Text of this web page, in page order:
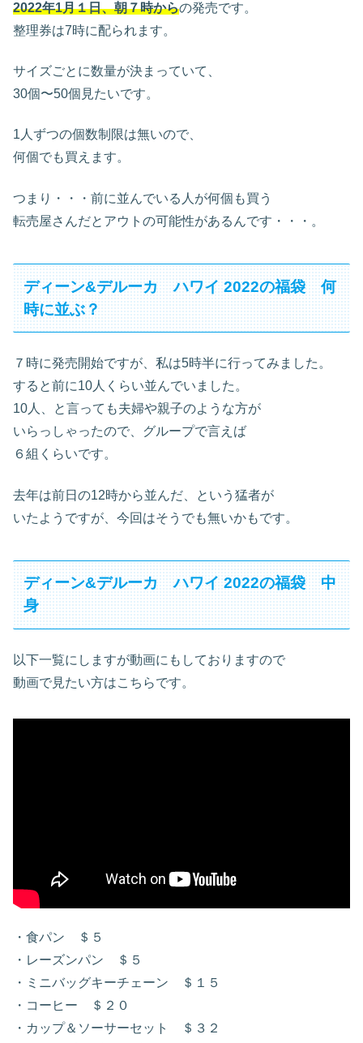
2022年1月１日、朝７時からの発売です。
整理券は7時に配られます。
サイズごとに数量が決まっていて、
30個〜50個見たいです。
1人ずつの個数制限は無いので、
何個でも買えます。
つまり・・・前に並んでいる人が何個も買う
転売屋さんだとアウトの可能性があるんです・・・。
ディーン&デルーカ ハワイ 2022の福袋 何
時に並ぶ？
７時に発売開始ですが、私は5時半に行ってみました。
すると前に10人くらい並んでいました。
10人、と言っても夫婦や親子のような方が
いらっしゃったので、グループで言えば
６組くらいです。
去年は前日の12時から並んだ、という猛者が
いたようですが、今回はそうでも無いかもです。
ディーン&デルーカ ハワイ 2022の福袋 中
身
以下一覧にしますが動画にもしておりますので
動画で見たい方はこちらです。
・食パン ＄５
・レーズンパン ＄５
・ミニバッグキーチェーン ＄１５
・コーヒー ＄２０
・カップ＆ソーサーセット ＄３２